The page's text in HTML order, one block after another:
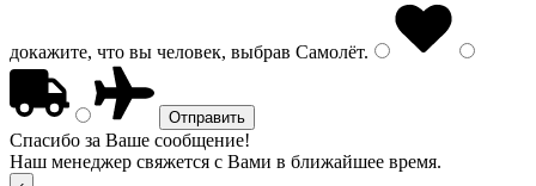
докажите, что вы человек, выбрав Самолёт.
Спасибо за Ваше сообщение!
Наш менеджер свяжется с Вами в ближайшее время.